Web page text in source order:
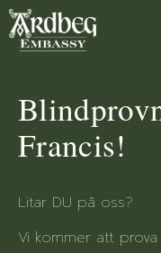
Francis!
Litar DU på oss?
Vi kommer att